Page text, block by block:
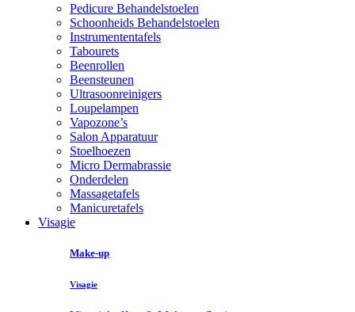
Pedicure Behandelstoelen
Schoonheids Behandelstoelen
Instrumententafels
Tabourets
Beenrollen
Beensteunen
Ultrasoonreinigers
Loupelampen
Vapozone’s
Salon Apparatuur
Stoelhoezen
Micro Dermabrassie
Onderdelen
Massagetafels
Manicuretafels
Visagie
Make-up
Visagie